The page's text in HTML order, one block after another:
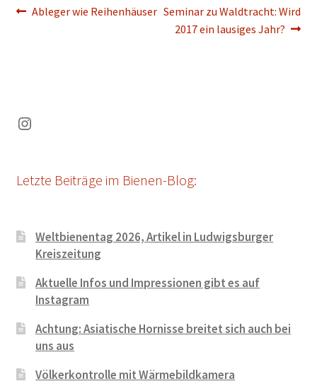
Beitragsnavigation
Vorheriger
Ableger wie Reihenhäuser Nächster
Beitrag:
Seminar zu Waldtracht: Wird
2017 ein lausiges Jahr?
Instagram
Letzte Beiträge im Bienen-Blog:
Weltbienentag 2026, Artikel in Ludwigsburger
Kreiszeitung
Aktuelle Infos und Impressionen gibt es auf
Instagram
Achtung: Asiatische Hornisse breitet sich auch bei
uns aus
Völkerkontrolle mit Wärmebildkamera